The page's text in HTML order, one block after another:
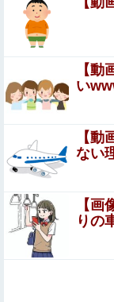
【画像】女さん
ｗｗ他
中国、金融監督
奪…重大な規律違
【ｼｺ画像】巨乳
○ぱいでスポブラ
ｗｗ
中国人の子供が溺
向けてインプレ稼
【動画】 ”別れ
りゃ肉便器に堕
母は小学校の教
【
い
【
ない
【
りの